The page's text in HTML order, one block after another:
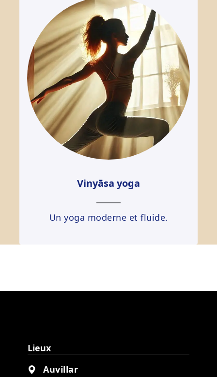
Vinyāsa yoga
Un yoga moderne et fluide.
Lieux
Auvillar